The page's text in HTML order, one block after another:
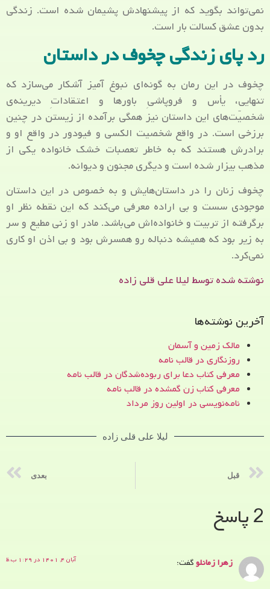
نمی‌تواند بگوید که از پیشنهادش پشیمان شده است. زندگی
بدون عشق کسالت بار است.
رد پای زندگی چخوف در داستان
چخوف در این رمان به گونه‌ای نبوغ آمیز آشکار می‌سازد که
تنهایی، یأس و فروپاشیِ باورها و اعتقاداتِ دیرینه‌ی
شخصیّت‌های این داستان نیز همگی برآمده از زیستن در چنین
برزخی است. در واقع شخصیت الکسی و فیودور در واقع او و
برادرش هستند که به خاطر تعصبات خشک خانواده یکی از
مذهب بیزار شده است و دیگری مجنون و دیوانه.
چخوف زنان را در داستان‌هایش و به خصوص در این داستان
موجودی سست و بی اراده معرفی می‌کند که این نقطه نظر او
برگرفته از تربیت و خانواده‌اش می‌باشد. مادر او زنی مطیع و سر
به زیر بود که همیشه دنباله رو همسرش بود و بی اذن او کاری
نمی‌کرد.
نوشته شده توسط لیلا علی قلی زاده
آخرین نوشته‌ها
مالک زمین و آسمان
روزنگاری در قالب نامه
معرفی کتاب دعا برای ربوده‌شدگان در قالب نامه
معرفی کتاب زن‌ گمشده در قالب نامه
نامه‌نویسی در اولین روز مرداد
لیلا علی قلی زاده
قبل بعدی
2 پاسخ
زهرا زمانلوگفت: آبان ۴, ۱۴۰۱ در ۱:۲۹ ب.ظ